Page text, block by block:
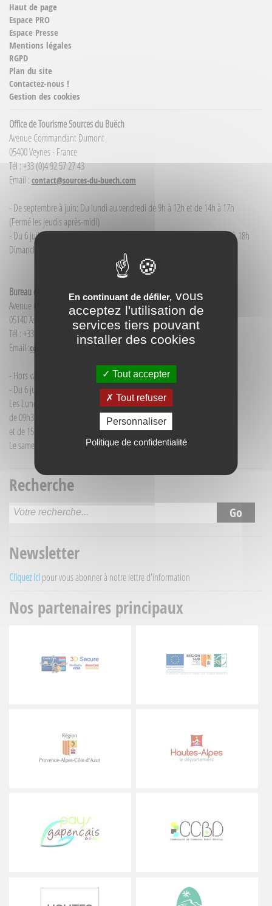
Haut de page
Espace PRO
Espace Presse
Mentions légales
RGPD
Plan du site
Contactez-nous !
Gestion des cookies
Office de Tourisme Sources du Buëch
Avenue Commandant Dumont
05400 Veynes - France
Tél : +33 (0)4 92 57 27 43
Email : contact@sources-du-buech.com
- De septembre à juin: Du lundi au vendredi de 9h à 12h et de 14h à 17h
(Fermé les jeudis après-midi)
- Du 6 juillet / au 30 août : du lundi au samedi de 9h à 12h00 et de 14h à 18h
Dimanche et jour férié : 9h à 12h00
Bureau d'Informations touristiques Aspres-sur-Buëch
Avenue de la Gare
05140 Aspres-sur-Buëch - France
Tél : +33(0)4 92 58 68 88
Email :contact@sources-du-buech.com
- Hors vacances d'été : mardi de 9h30 à 12h00
- Du 6 juillet au 30 août :
Les Lundi et Mercredi
de 09h30 à 12h30
et de 15h30 à 18h00
Le samedi matin de 09h30 à 12h30
Recherche
Newsletter
Cliquez ici pour vous abonner à notre lettre d'information
Nos partenaires principaux
En continuant de défiler, vous
acceptez l'utilisation de
services tiers pouvant
installer des cookies
Tout accepter
Tout refuser
Personnaliser
Politique de confidentialité